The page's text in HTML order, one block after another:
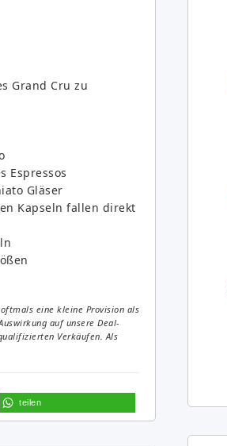
Grand Cru zu
Espressos
Gläser
Kapseln fallen direkt
eine kleine Provision als
auf unsere Deal-
Verkäufen. Als
teilen